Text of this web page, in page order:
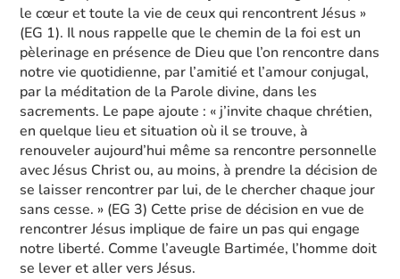
le cœur et toute la vie de ceux qui rencontrent Jésus »
(EG 1). Il nous rappelle que le chemin de la foi est un
pèlerinage en présence de Dieu que l’on rencontre dans
notre vie quotidienne, par l’amitié et l’amour conjugal,
par la méditation de la Parole divine, dans les
sacrements. Le pape ajoute : « j’invite chaque chrétien,
en quelque lieu et situation où il se trouve, à
renouveler aujourd’hui même sa rencontre personnelle
avec Jésus Christ ou, au moins, à prendre la décision de
se laisser rencontrer par lui, de le chercher chaque jour
sans cesse. » (EG 3) Cette prise de décision en vue de
rencontrer Jésus implique de faire un pas qui engage
notre liberté. Comme l’aveugle Bartimée, l’homme doit
se lever et aller vers Jésus.